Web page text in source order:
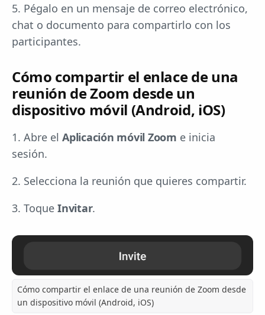
5. Pégalo en un mensaje de correo electrónico,
chat o documento para compartirlo con los
participantes.
Cómo compartir el enlace de una
reunión de Zoom desde un
dispositivo móvil (Android, iOS)
1. Abre el Aplicación móvil Zoom e inicia
sesión.
2. Selecciona la reunión que quieres compartir.
3. Toque Invitar.
Cómo compartir el enlace de una reunión de Zoom desde
un dispositivo móvil (Android, iOS)